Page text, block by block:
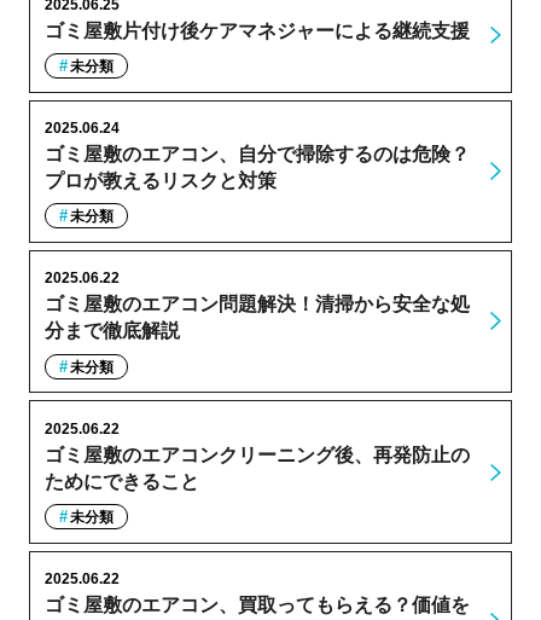
ゴミ屋敷片付け後ケアマネジャーによる継続支援
2025.06.25
未分類
ゴミ屋敷のエアコン、自分で掃除するのは危険？
プロが教えるリスクと対策
2025.06.24
未分類
ゴミ屋敷のエアコン問題解決！清掃から安全な処
分まで徹底解説
2025.06.22
未分類
ゴミ屋敷のエアコンクリーニング後、再発防止の
ためにできること
2025.06.22
未分類
ゴミ屋敷のエアコン、買取ってもらえる？価値を
2025.06.22